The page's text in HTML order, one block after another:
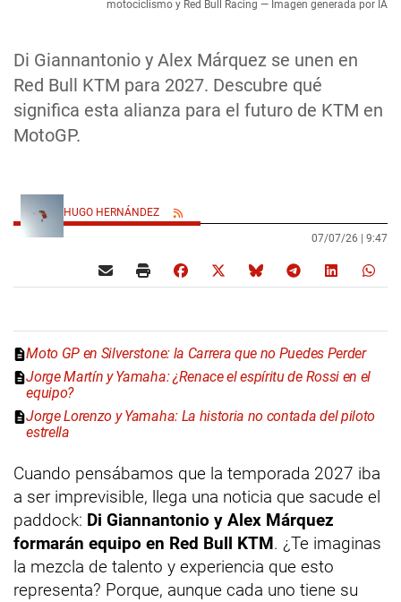
Di Giannantonio y Alex Márquez se unen en
Red Bull KTM para 2027. Descubre qué
significa esta alianza para el futuro de KTM en
MotoGP.
motociclismo y Red Bull Racing — Imagen generada por IA
HUGO HERNÁNDEZ
07/07/26 | 9:47
Moto GP en Silverstone: la Carrera que no Puedes Perder
Jorge Martín y Yamaha: ¿Renace el espíritu de Rossi en el
equipo?
Jorge Lorenzo y Yamaha: La historia no contada del piloto
estrella
Cuando pensábamos que la temporada 2027 iba
a ser imprevisible, llega una noticia que sacude el
paddock: Di Giannantonio y Alex Márquez
formarán equipo en Red Bull KTM. ¿Te imaginas
la mezcla de talento y experiencia que esto
representa? Porque, aunque cada uno tiene su